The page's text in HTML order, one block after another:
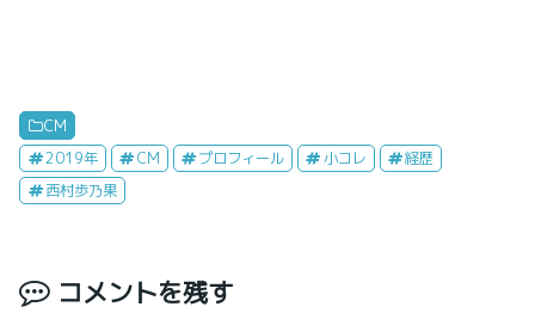
CM
2019年
CM プロフィール 小コレ
経歴
西村歩乃果
コメントを残す